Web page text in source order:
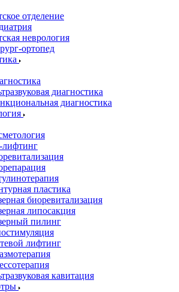
отделение
неврология
ортопед
диагностика
диагностика
лифтинг
пластика
биоревитализация
липосакция
пилинг
лифтинг
кавитация